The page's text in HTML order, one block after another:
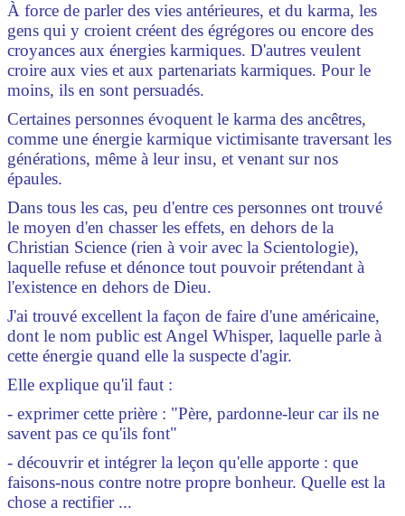
À force de parler des vies antérieures, et du karma, les
gens qui y croient créent des égrégores ou encore des
croyances aux énergies karmiques. D'autres veulent
croire aux vies et aux partenariats karmiques. Pour le
moins, ils en sont persuadés.
Certaines personnes évoquent le karma des ancêtres,
comme une énergie karmique victimisante traversant les
générations, même à leur insu, et venant sur nos
épaules.
Dans tous les cas, peu d'entre ces personnes ont trouvé
le moyen d'en chasser les effets, en dehors de la
Christian Science (rien à voir avec la Scientologie),
laquelle refuse et dénonce tout pouvoir prétendant à
l'existence en dehors de Dieu.
J'ai trouvé excellent la façon de faire d'une américaine,
dont le nom public est Angel Whisper, laquelle parle à
cette énergie quand elle la suspecte d'agir.
Elle explique qu'il faut :
- exprimer cette prière : "Père, pardonne-leur car ils ne
savent pas ce qu'ils font"
- découvrir et intégrer la leçon qu'elle apporte : que
faisons-nous contre notre propre bonheur. Quelle est la
chose a rectifier ...